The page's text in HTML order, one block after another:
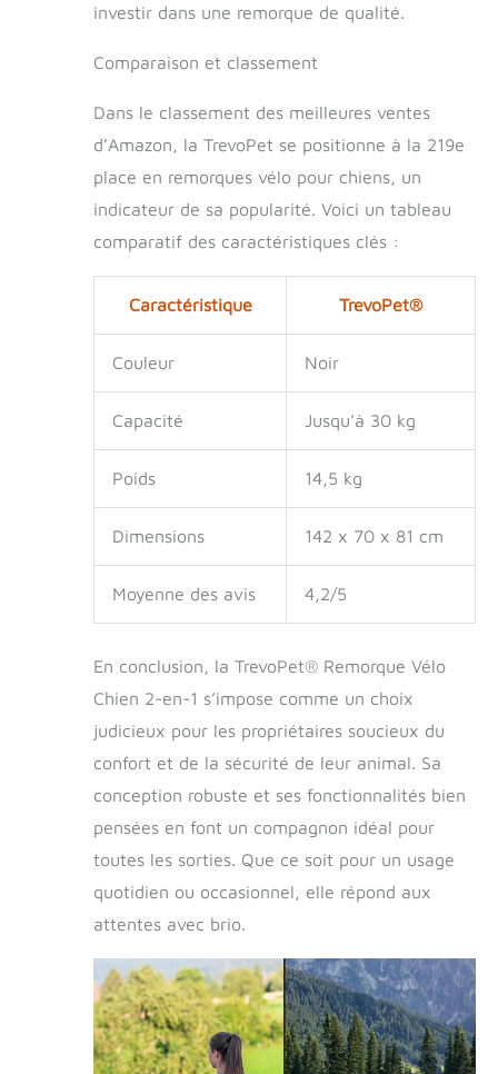
investir dans une remorque de qualité.
Comparaison et classement
Dans le classement des meilleures ventes
d’Amazon, la TrevoPet se positionne à la 219e
place en remorques vélo pour chiens, un
indicateur de sa popularité. Voici un tableau
comparatif des caractéristiques clés :
Caractéristique TrevoPet®
Couleur Noir
Capacité Jusqu’à 30 kg
Poids 14,5 kg
Dimensions 142 x 70 x 81 cm
Moyenne des avis 4,2/5
En conclusion, la TrevoPet® Remorque Vélo
Chien 2-en-1 s’impose comme un choix
judicieux pour les propriétaires soucieux du
confort et de la sécurité de leur animal. Sa
conception robuste et ses fonctionnalités bien
pensées en font un compagnon idéal pour
toutes les sorties. Que ce soit pour un usage
quotidien ou occasionnel, elle répond aux
attentes avec brio.